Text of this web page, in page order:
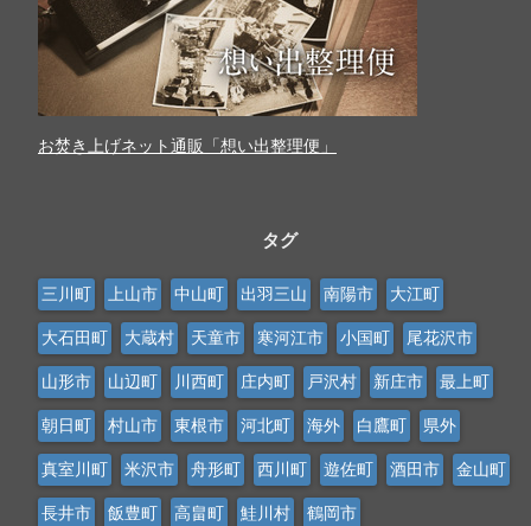
お焚き上げネット通販「想い出整理便」
タグ
三川町 上山市 中山町 出羽三山 南陽市 大江町
大石田町 大蔵村 天童市 寒河江市 小国町 尾花沢市
山形市 山辺町 川西町 庄内町 戸沢村 新庄市 最上町
朝日町 村山市 東根市 河北町 海外 白鷹町 県外
真室川町 米沢市 舟形町 西川町 遊佐町 酒田市 金山町
長井市 飯豊町 高畠町 鮭川村 鶴岡市